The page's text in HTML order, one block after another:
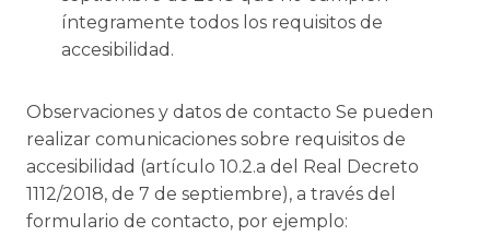
íntegramente todos los requisitos de
accesibilidad.
Observaciones y datos de contacto Se pueden
realizar comunicaciones sobre requisitos de
accesibilidad (artículo 10.2.a del Real Decreto
1112/2018, de 7 de septiembre), a través del
formulario de contacto, por ejemplo: